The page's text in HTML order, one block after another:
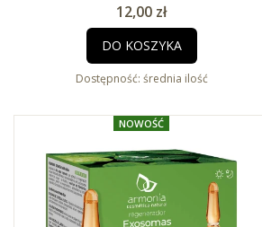
Cena
12,00 zł
DO KOSZYKA
Dostępność: średnia ilość
NOWOŚĆ